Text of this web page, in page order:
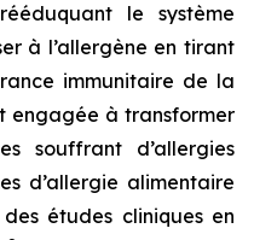
le système
à l’allergène en tirant
immunitaire de la
engagée à transformer
souffrant d’allergies
d’allergie alimentaire
études cliniques en